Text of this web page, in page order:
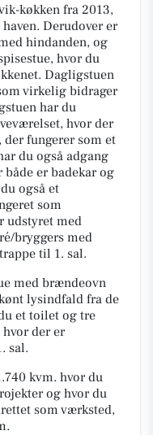
køkken fra 2013,
Derudover er
hindanden, og
hvor du
Dagligstuen
virkelig bidrager
har du
hvor der
fungerer som et
du også adgang
er badekar og
også et
som
udstyret med
bryggers med
til 1. sal.
med brændeovn
lysindfald fra de
et toilet og tre
der er
sal.
kvm. hvor du
og hvor du
som værksted,